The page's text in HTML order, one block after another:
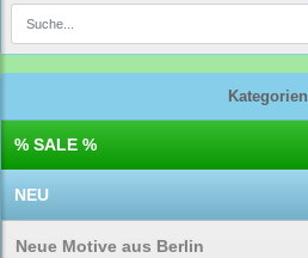
Kategorien
% SALE %
NEU
Neue Motive aus Berlin